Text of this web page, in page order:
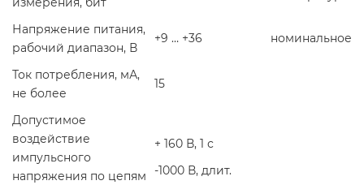
Напряжение питания,
рабочий диапазон, В
+9 … +36 номинальное
Ток потребления, мА,
не более
15
Допустимое
воздействие
импульсного
напряжения по цепям
+ 160 В, 1 с
-1000 В, длит.